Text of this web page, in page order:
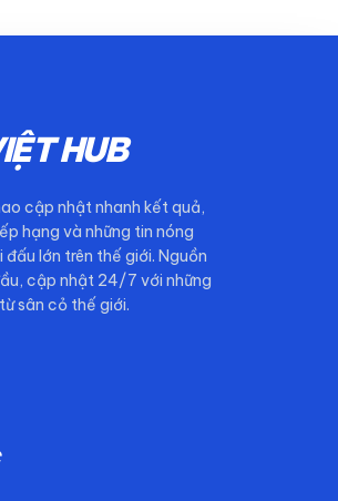
HUB
cập nhật nhanh kết quả,
hạng và những tin nóng
lớn trên thế giới. Nguồn
cập nhật 24/7 với những
sân cỏ thế giới.